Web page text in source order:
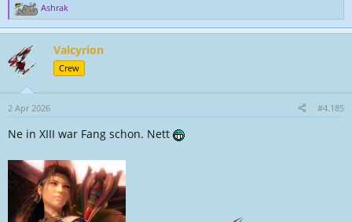
R
e
k
t
o
n
n
Ashrak
Valcyrion
Crew
2 Apr 2026 #4.185
Ne in XIII war Fang schon. Nett